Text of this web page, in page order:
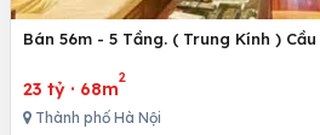
Bán 56m - 5 Tầng. ( Trung Kính )
23 tỷ · 68m
2
Thành phố Hà Nội